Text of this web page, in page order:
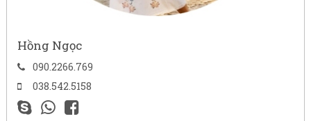
Hồng Ngọc
090.2266.769
038.542.5158